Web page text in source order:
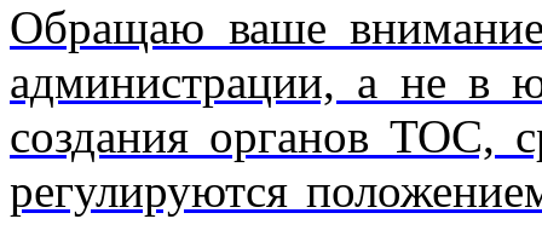
Обращаю ваше
администрации, а не в
создания органов ТОС,
регулируются